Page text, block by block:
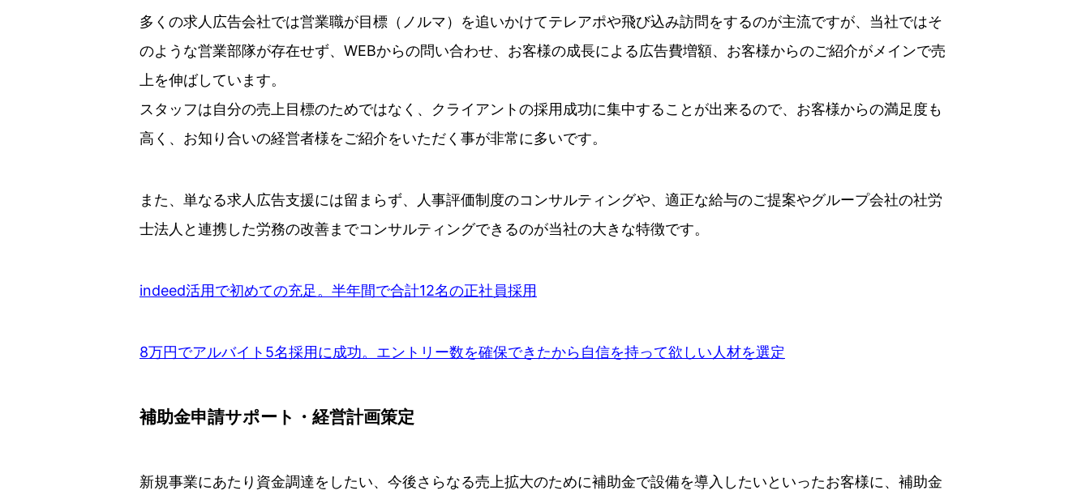
多くの求人広告会社では営業職が目標（ノルマ）を追いかけてテレアポや飛び込み訪問をするのが主流ですが、当社ではそ
のような営業部隊が存在せず、WEBからの問い合わせ、お客様の成長による広告費増額、お客様からのご紹介がメインで売
上を伸ばしています。
スタッフは自分の売上目標のためではなく、クライアントの採用成功に集中することが出来るので、お客様からの満足度も
高く、お知り合いの経営者様をご紹介をいただく事が非常に多いです。
また、単なる求人広告支援には留まらず、人事評価制度のコンサルティングや、適正な給与のご提案やグループ会社の社労
士法人と連携した労務の改善までコンサルティングできるのが当社の大きな特徴です。
indeed活用で初めての充足。半年間で合計12名の正社員採用
8万円でアルバイト5名採用に成功。エントリー数を確保できたから自信を持って欲しい人材を選定
補助金申請サポート・経営計画策定
新規事業にあたり資金調達をしたい、今後さらなる売上拡大のために補助金で設備を導入したいといったお客様に、補助金